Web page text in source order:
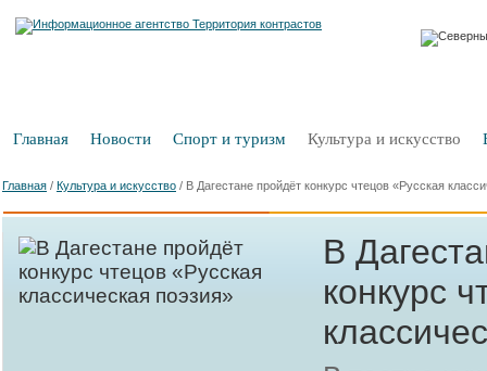
Главная Новости Спорт и туризм Культура и искусство
Главная / Культура и искусство / В Дагестане пройдёт конкурс чтецов «Русская
В
конкурс